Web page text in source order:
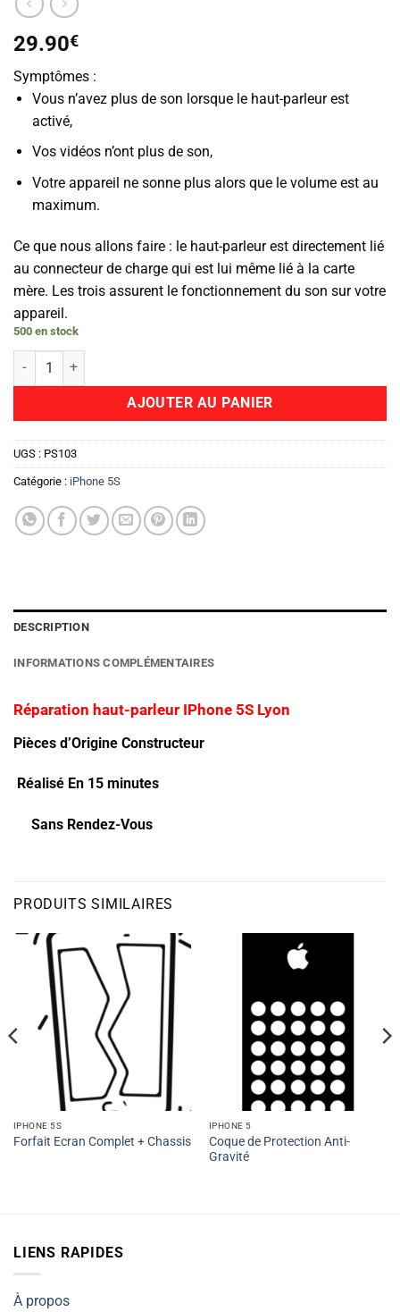
29.90€
Symptômes :
Vous n’avez plus de son lorsque le haut-parleur est
activé,
Vos vidéos n’ont plus de son,
Votre appareil ne sonne plus alors que le volume est au
maximum.
Ce que nous allons faire : le haut-parleur est directement lié
au connecteur de charge qui est lui même lié à la carte
mère. Les trois assurent le fonctionnement du son sur votre
appareil.
500 en stock
quantité de Haut Parleur
AJOUTER AU PANIER
UGS : PS103
Catégorie : iPhone 5S
DESCRIPTION
INFORMATIONS COMPLÉMENTAIRES
Réparation haut-parleur IPhone 5S Lyon
Pièces d’Origine Constructeur
Réalisé En 15 minutes
Sans Rendez-Vous
PRODUITS SIMILAIRES
IPHONE 5S
Forfait Ecran Complet + Chassis
IPHONE 5
Coque de Protection Anti-
Gravité
LIENS RAPIDES
À propos